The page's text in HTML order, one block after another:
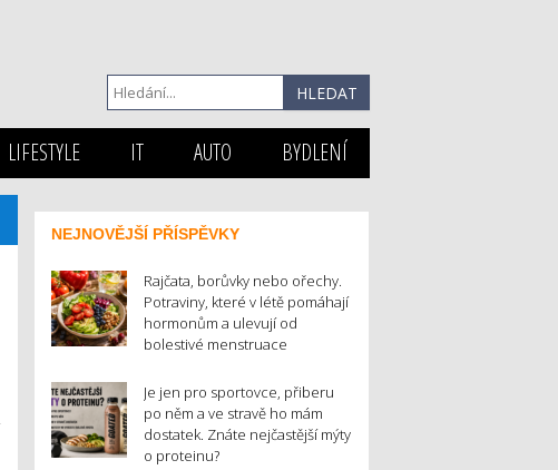
LIFESTYLE IT AUTO BYDLENÍ
NEJNOVĚJŠÍ PŘÍSPĚVKY
Rajčata, borůvky nebo ořechy.
Potraviny, které v létě pomáhají
hormonům a ulevují od
bolestivé menstruace
Je jen pro sportovce, přiberu
po něm a ve stravě ho mám
dostatek. Znáte nejčastější mýty
o proteinu?